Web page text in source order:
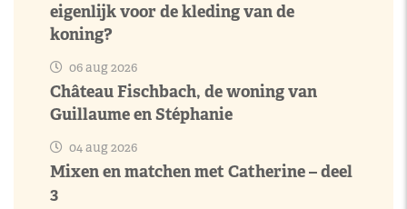
eigenlijk voor de kleding van de
koning?
06 aug 2026
Château Fischbach, de woning van
Guillaume en Stéphanie
04 aug 2026
Mixen en matchen met Catherine – deel
3